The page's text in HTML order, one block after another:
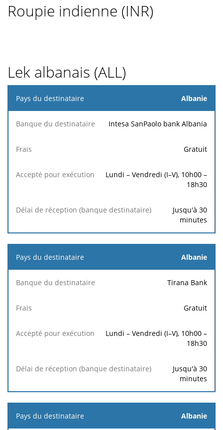
Roupie indienne (INR)
Lek albanais (ALL)
Pays du
destinataire
(banque
Albanie
Intesa SanPaolo bank Albania
Gratuit
Lundi – Vendredi (I–V), 10h00 –
18h30
Jusqu'à 30
minutes
Albanie
Tirana Bank
Gratuit
Lundi – Vendredi (I–V), 10h00 –
18h30
Jusqu'à 30
minutes
Albanie